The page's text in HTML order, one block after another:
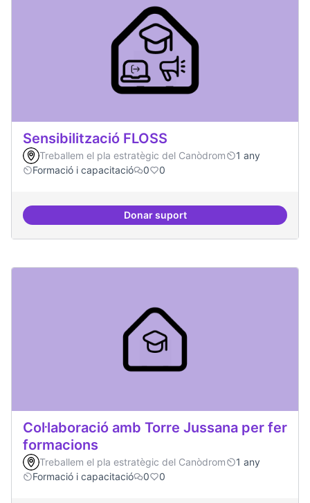
Sensibilització FLOSS
Treballem el pla estratègic del Canòdrom
1 any
Formació i capacitació
0 0
Donar suportSensibilització FLOSS
Col·laboració amb Torre Jussana per fer
formacions
Treballem el pla estratègic del Canòdrom
1 any
Formació i capacitació
0 0